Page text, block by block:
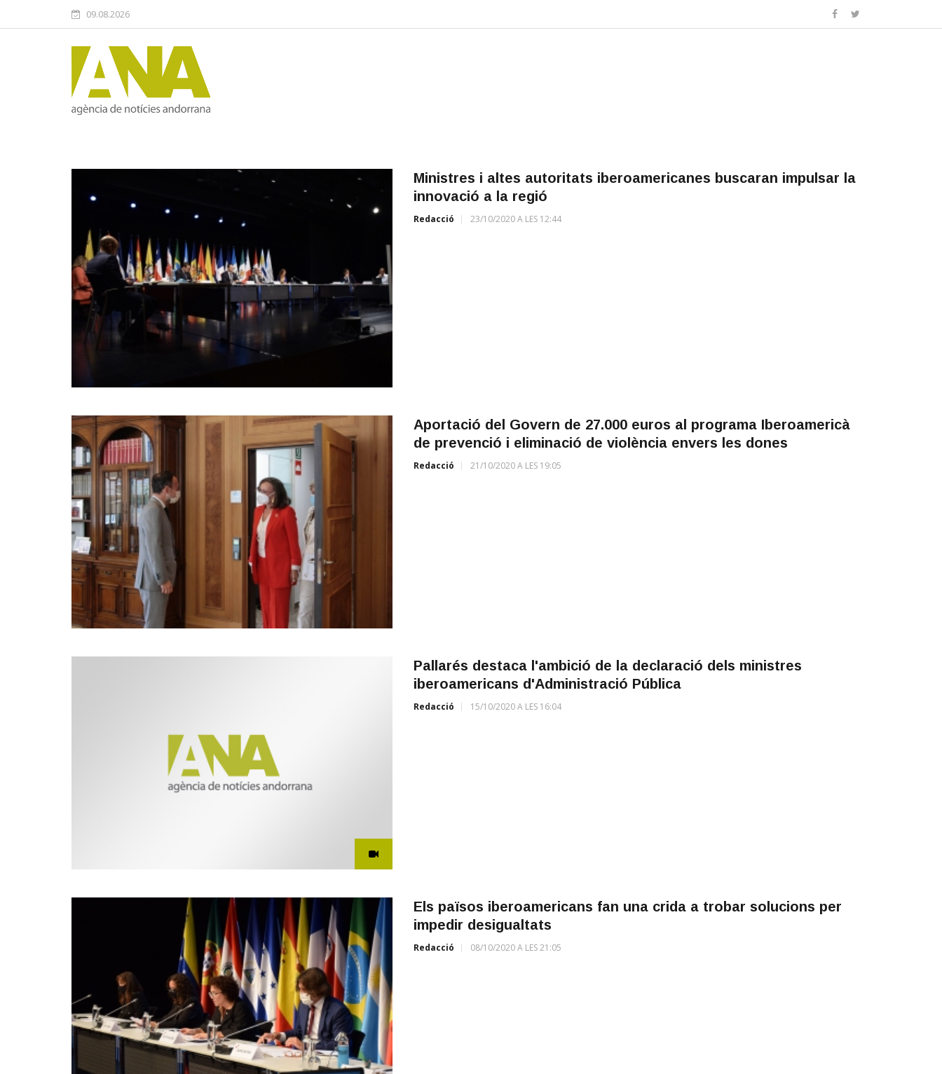
09.08.2026
Ministres i altes autoritats iberoamericanes buscaran impulsar la
innovació a la regió
Redacció 23/10/2020 A LES 12:44
Aportació del Govern de 27.000 euros al programa Iberoamericà
de prevenció i eliminació de violència envers les dones
Redacció 21/10/2020 A LES 19:05
Pallarés destaca l'ambició de la declaració dels ministres
iberoamericans d'Administració Pública
Redacció 15/10/2020 A LES 16:04
Els països iberoamericans fan una crida a trobar solucions per
impedir desigualtats
Redacció 08/10/2020 A LES 21:05